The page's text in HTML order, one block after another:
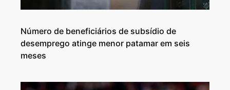
Número de beneficiários de subsídio de
desemprego atinge menor patamar em seis
meses